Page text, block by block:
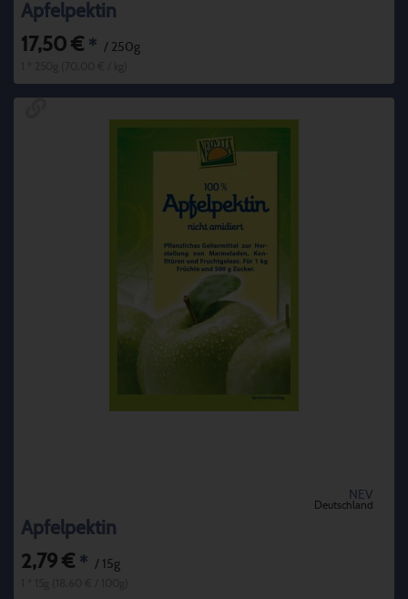
Apfelpektin
17,50 € * / 250g
NEV
Deutschland
Apfelpektin
2,79 € * / 15g